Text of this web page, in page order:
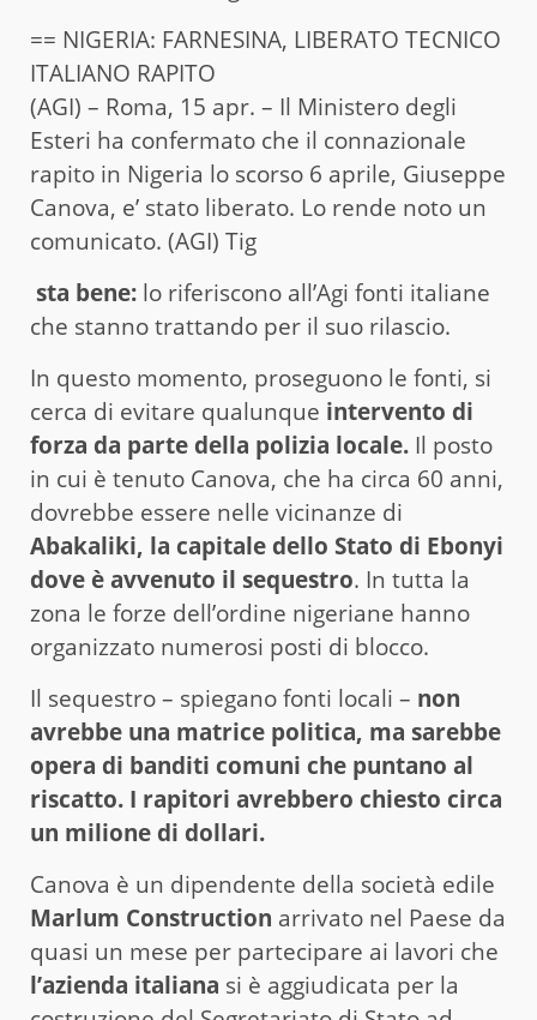
== NIGERIA: FARNESINA, LIBERATO TECNICO
ITALIANO RAPITO
(AGI) – Roma, 15 apr. – Il Ministero degli
Esteri ha confermato che il connazionale
rapito in Nigeria lo scorso 6 aprile, Giuseppe
Canova, e’ stato liberato. Lo rende noto un
comunicato. (AGI) Tig
sta bene: lo riferiscono all’Agi fonti italiane
che stanno trattando per il suo rilascio.
In questo momento, proseguono le fonti, si
cerca di evitare qualunque intervento di
forza da parte della polizia locale. Il posto
in cui è tenuto Canova, che ha circa 60 anni,
dovrebbe essere nelle vicinanze di
Abakaliki, la capitale dello Stato di Ebonyi
dove è avvenuto il sequestro. In tutta la
zona le forze dell’ordine nigeriane hanno
organizzato numerosi posti di blocco.
Il sequestro – spiegano fonti locali – non
avrebbe una matrice politica, ma sarebbe
opera di banditi comuni che puntano al
riscatto. I rapitori avrebbero chiesto circa
un milione di dollari.
Canova è un dipendente della società edile
Marlum Construction arrivato nel Paese da
quasi un mese per partecipare ai lavori che
l’azienda italiana si è aggiudicata per la